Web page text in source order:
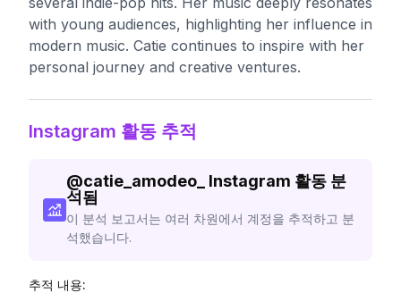
with young audiences, highlighting her influence in
modern music. Catie continues to inspire with her
personal journey and creative ventures.
Instagram 활동 추적
@catie_amodeo_
Instagram 활동 분
석됨
이 분석 보고서는 여러 차원에서 계정을 추적하고 분
석했습니다.
추적 내용: